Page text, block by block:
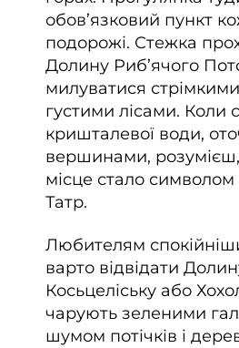
обов’язковий пункт
подорожі. Стежка
Долину Риб’ячого
милуватися
густими лісами. Коли
кришталевої води,
вершинами,
місце стало символом
Татр.
Любителям
варто відвідати
Косьцеліську або
чарують зеленими
шумом потічків і